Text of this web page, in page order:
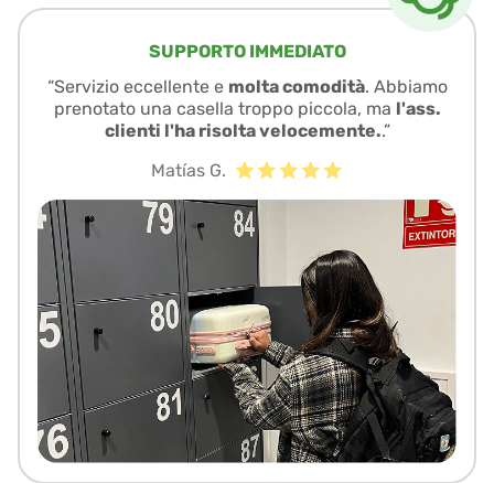
SUPPORTO IMMEDIATO
“Servizio eccellente e molta comodità. Abbiamo
prenotato una casella troppo piccola, ma l'ass.
clienti l'ha risolta velocemente..”
Matías G.